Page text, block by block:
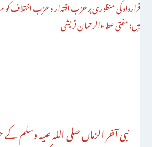
نبی آخر الزماں صلی اللہ علیہ وسلم